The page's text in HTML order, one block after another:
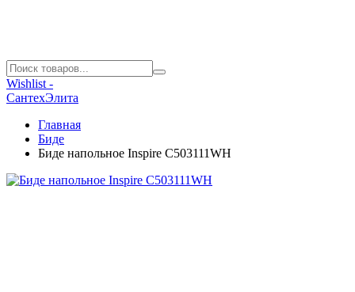
Wishlist -
СантехЭлита
Главная
Биде
Биде напольное Inspire C503111WH